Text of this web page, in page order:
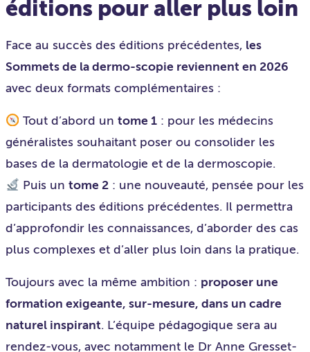
éditions pour aller plus loin
Face au succès des éditions précédentes, les
Sommets de la dermo-scopie reviennent en 2026
avec deux formats complémentaires :
Tout d’abord untome 1 : pour les médecins
généralistes souhaitant poser ou consolider les
bases de la dermatologie et de la dermoscopie.
Puis untome 2 : une nouveauté, pensée pour les
participants des éditions précédentes. Il permettra
d’approfondir les connaissances, d’aborder des cas
plus complexes et d’aller plus loin dans la pratique.
Toujours avec la même ambition : proposer une
formation exigeante, sur-mesure, dans un cadre
naturel inspirant. L’équipe pédagogique sera au
rendez-vous, avec notamment le Dr Anne Gresset-